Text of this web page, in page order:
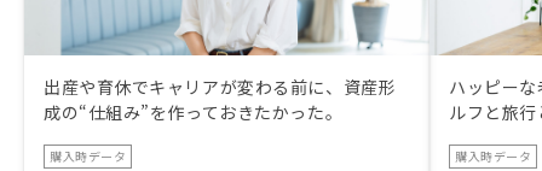
出産や育休でキャリアが変わる前に、資産形
成の“仕組み”を作っておきたかった。
購入時データ
ハッピー
ルフと旅
購入時データ